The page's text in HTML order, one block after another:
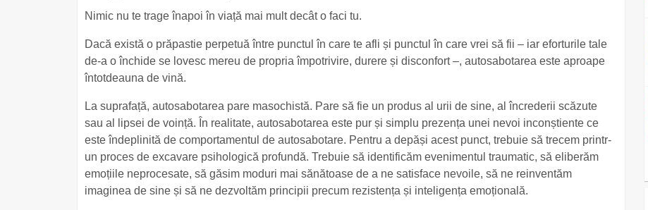
Nimic nu te trage înapoi în viață mai mult decât o faci tu.
Dacă există o prăpastie perpetuă între punctul în care te afli și punctul în care vrei să fii – iar eforturile tale
de-a o închide se lovesc mereu de propria împotrivire, durere și disconfort –, autosabotarea este aproape
întotdeauna de vină.
La suprafață, autosabotarea pare masochistă. Pare să fie un produs al urii de sine, al încrederii scăzute
sau al lipsei de voință. În realitate, autosabotarea este pur și simplu prezența unei nevoi inconștiente ce
este îndeplinită de comportamentul de autosabotare. Pentru a depăși acest punct, trebuie să trecem printr-
un proces de excavare psihologică profundă. Trebuie să identificăm evenimentul traumatic, să eliberăm
emoțiile neprocesate, să găsim moduri mai sănătoase de a ne satisface nevoile, să ne reinventăm
imaginea de sine și să ne dezvoltăm principii precum rezistența și inteligența emoțională.